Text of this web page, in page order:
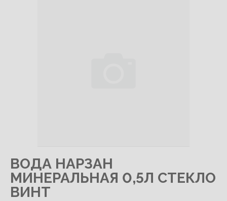
ВОДА НАРЗАН
МИНЕРАЛЬНАЯ 0,5Л СТЕКЛО
ВИНТ